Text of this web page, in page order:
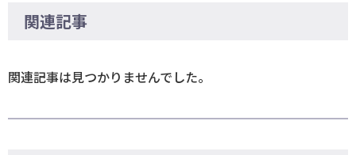
関連記事
関連記事は見つかりませんでした。